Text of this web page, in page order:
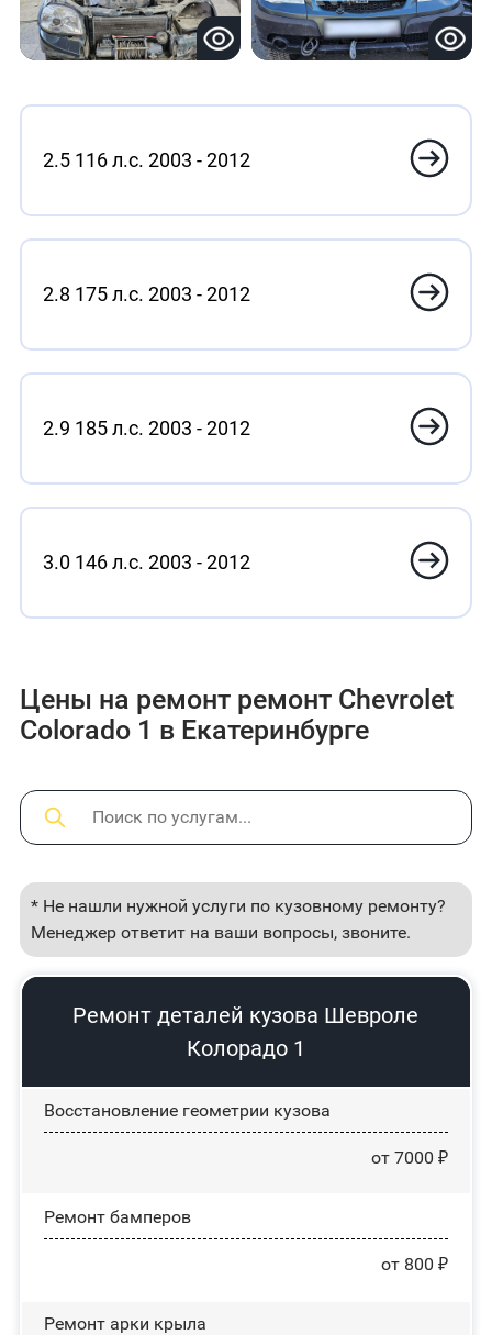
2.5 116 л.с. 2003 - 2012
2.8 175 л.с. 2003 - 2012
2.9 185 л.с. 2003 - 2012
3.0 146 л.с. 2003 - 2012
Цены на ремонт ремонт Chevrolet
Colorado 1 в Екатеринбурге
* Не нашли нужной услуги по кузовному ремонту?
Менеджер ответит на ваши вопросы, звоните.
Ремонт деталей кузова Шевроле
Колорадо 1
Восстановление геометрии кузова
от 7000 ₽
Ремонт бамперов
от 800 ₽
Ремонт арки крыла